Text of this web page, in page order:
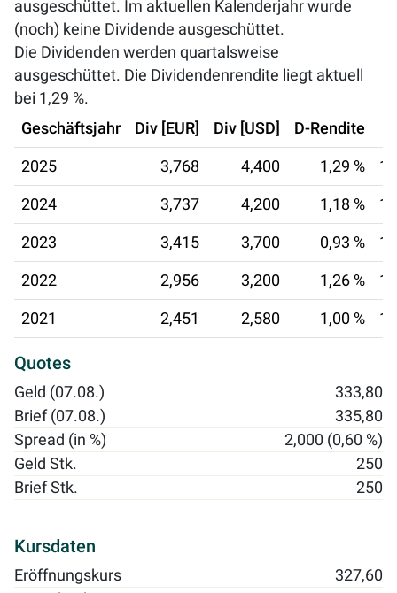
ausgeschüttet. Im aktuellen Kalenderjahr wurde
(noch) keine Dividende ausgeschüttet.
Die Dividenden werden quartalsweise
ausgeschüttet. Die Dividendenrendite liegt aktuell
bei 1,29 %.
Geschäftsjahr
Div [EUR] Div [USD] D-Rendite
2025 3,768 4,400 1,29 %
2024 3,737 4,200 1,18 %
2023 3,415 3,700 0,93 %
2022 2,956 3,200 1,26 %
2021 2,451 2,580 1,00 %
Quotes
Geld (07.08.)
333,80
Brief (07.08.)
335,80
Spread (in %)
2,000 (0,60 %)
Geld Stk.
250
Brief Stk.
250
Kursdaten
Eröffnungskurs
327,60